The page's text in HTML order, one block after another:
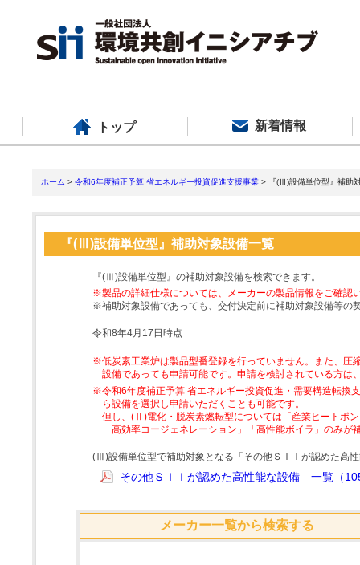
トップ 新着情報
ホーム > 令和6年度補正予算 省エネルギー投資促進支援事業 > 『(Ⅲ)設備単位型』補助
『(Ⅲ)設備単位型』補助対象設備一覧
『(Ⅲ)設備単位型』の補助対象設備を検索できます。
※製品の詳細仕様については、メーカーの製品情報をご確認
※補助対象設備であっても、交付決定前に補助対象設備等の
令和8年4月17日時点
※低炭素工業炉は製品型番登録を行っていません。また、圧
設備であっても申請可能です。申請を検討されている方は
※令和6年度補正予算 省エネルギー投資促進・需要構造転
ら設備を選択し申請いただくことも可能です。
但し、(Ⅱ)電化・脱炭素燃転型については「産業ヒートポ
「高効率コージェネレーション」「高性能ボイラ」のみが
(Ⅲ)設備単位型で補助対象となる「その他ＳＩＩが認めた高
その他ＳＩＩが認めた高性能な設備 一覧（
メーカー一覧から検索する